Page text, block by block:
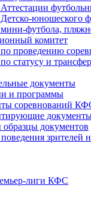
юношеского
футбола,
комитет
проведению
статусу и
документы
и программы
соревнований
образцы документов
зрителей
лиги КФС